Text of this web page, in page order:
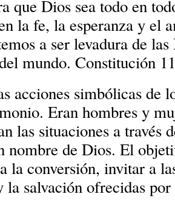
que Dios sea todo en
la fe, la esperanza y el
a ser levadura de
mundo. Constitución 11
acciones simbólicas de
Eran hombres y
las situaciones a través
nombre de Dios. El
la conversión, invitar a
la salvación ofrecidas